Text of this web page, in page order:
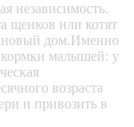
независимость.
щенков или котят
новый дом.Именно
малышей: у
возраста
и привозить в